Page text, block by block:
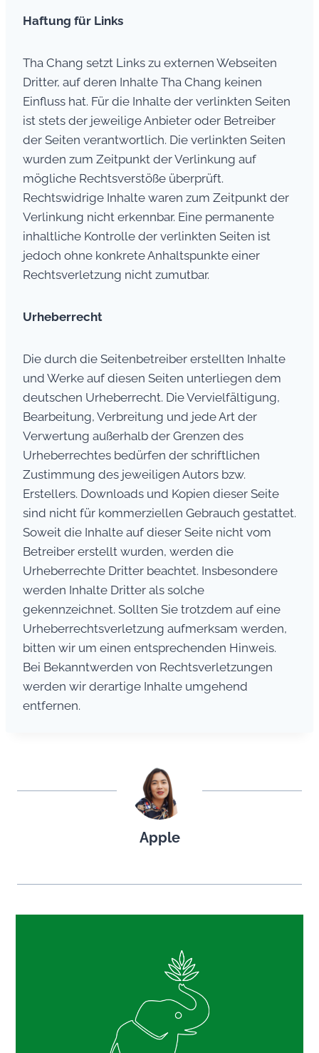
Haftung für Links
Tha Chang setzt Links zu externen Webseiten
Dritter, auf deren Inhalte Tha Chang keinen
Einfluss hat. Für die Inhalte der verlinkten Seiten
ist stets der jeweilige Anbieter oder Betreiber
der Seiten verantwortlich. Die verlinkten Seiten
wurden zum Zeitpunkt der Verlinkung auf
mögliche Rechtsverstöße überprüft.
Rechtswidrige Inhalte waren zum Zeitpunkt der
Verlinkung nicht erkennbar. Eine permanente
inhaltliche Kontrolle der verlinkten Seiten ist
jedoch ohne konkrete Anhaltspunkte einer
Rechtsverletzung nicht zumutbar.
Urheberrecht
Die durch die Seitenbetreiber erstellten Inhalte
und Werke auf diesen Seiten unterliegen dem
deutschen Urheberrecht. Die Vervielfältigung,
Bearbeitung, Verbreitung und jede Art der
Verwertung außerhalb der Grenzen des
Urheberrechtes bedürfen der schriftlichen
Zustimmung des jeweiligen Autors bzw.
Erstellers. Downloads und Kopien dieser Seite
sind nicht für kommerziellen Gebrauch gestattet.
Soweit die Inhalte auf dieser Seite nicht vom
Betreiber erstellt wurden, werden die
Urheberrechte Dritter beachtet. Insbesondere
werden Inhalte Dritter als solche
gekennzeichnet. Sollten Sie trotzdem auf eine
Urheberrechtsverletzung aufmerksam werden,
bitten wir um einen entsprechenden Hinweis.
Bei Bekanntwerden von Rechtsverletzungen
werden wir derartige Inhalte umgehend
entfernen.
Apple